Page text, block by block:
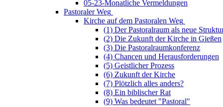
05-23-Monatliche Vermeldungen
Pastoraler Weg
Kirche auf dem Pastoralen Weg
(1) Der Pastoralraum als neue
(2) Die Zukunft der Kirche in Gießen
(3) Die Pastoralraumkonferenz
(4) Chancen und Herausforderungen
(5) Geistlicher Prozess
(6) Zukunft der Kirche
(7) Plötzlich alles anders?
(8) Ein biblischer Rat
(9) Was bedeutet "Pastoral"